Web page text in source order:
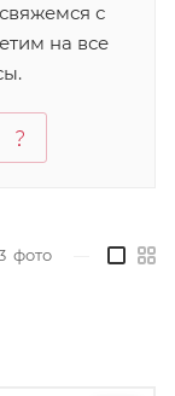
с
на все
фото